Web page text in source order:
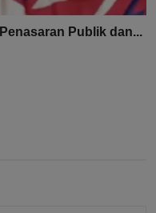
Publik dan...